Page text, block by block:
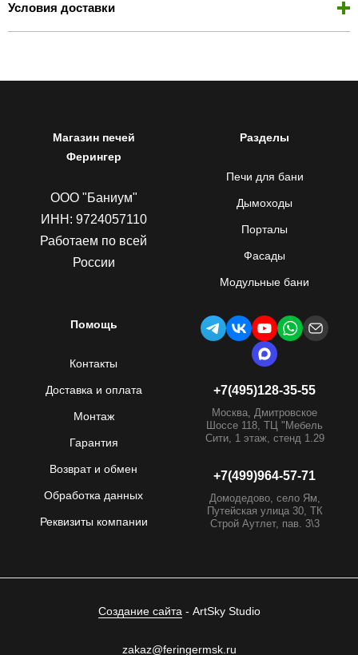
Условия доставки
Магазин печей
Ферингер
ООО "Баниум"
ИНН: 9724057110
Работаем по всей
России
Разделы
Печи для бани
Дымоходы
Порталы
Фасады
Модульные бани
Помощь
Контакты
Доставка и оплата
Монтаж
Гарантия
Возврат и обмен
Обработка данных
Реквизиты компании
+7(495)128-35-55
Москва, Дмитровское
Шоссе 118, ТЦ "Мебель
Сити, 1 этаж, стенд 1.29
+7(499)964-57-71
Домодедово, село Ям,
Путейская улица 30, ТК
Строй Аутлет, пав. 3\3
Создание сайта - ArtSky Studio
zakaz@feringermsk.ru